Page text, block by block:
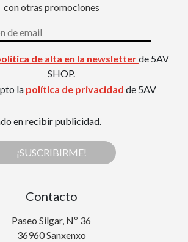
con otras promociones
de alta en la newsletterde 5AV
SHOP.
la política de privacidad de 5AV
en recibir publicidad.
¡SUSCRIBIRME!
Contacto
Paseo Silgar, Nº 36
36960 Sanxenxo